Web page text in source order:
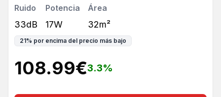
Ruido
33dB
Potencia
17W
Área
32m²
21% por encima del precio más bajo
108.99€3.3%